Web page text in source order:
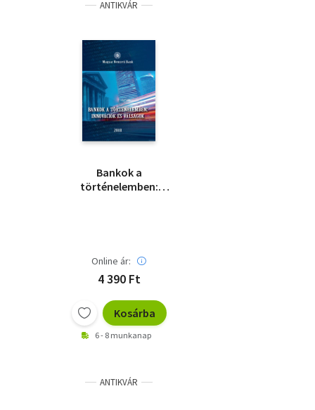
ANTIKVÁR
Bankok a
történelemben:
Online ár:
4 390 Ft
Kosárba
6 - 8 munkanap
ANTIKVÁR